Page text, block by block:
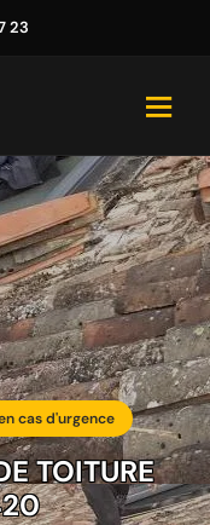
23
cas d'urgence
TOITURE